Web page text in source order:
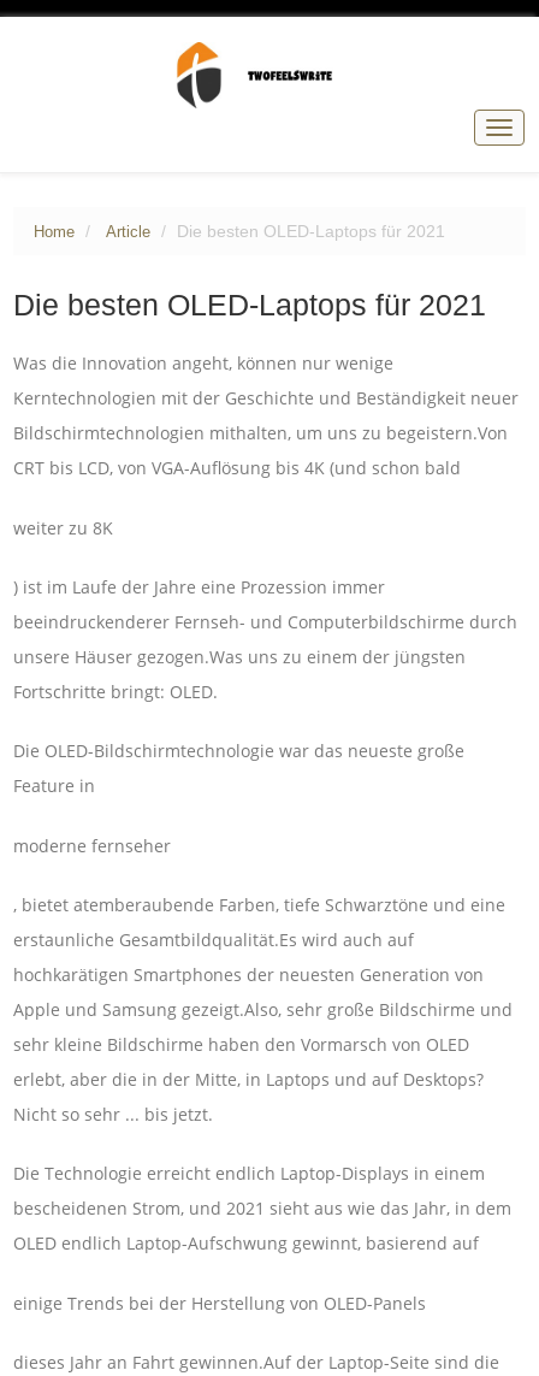
Home Article Die besten OLED-Laptops für 2021
Die besten OLED-Laptops für 2021
Was die Innovation angeht, können nur wenige
Kerntechnologien mit der Geschichte und Beständigkeit neuer
Bildschirmtechnologien mithalten, um uns zu begeistern.Von
CRT bis LCD, von VGA-Auflösung bis 4K (und schon bald
weiter zu 8K
) ist im Laufe der Jahre eine Prozession immer
beeindruckenderer Fernseh- und Computerbildschirme durch
unsere Häuser gezogen.Was uns zu einem der jüngsten
Fortschritte bringt: OLED.
Die OLED-Bildschirmtechnologie war das neueste große
Feature in
moderne fernseher
, bietet atemberaubende Farben, tiefe Schwarztöne und eine
erstaunliche Gesamtbildqualität.Es wird auch auf
hochkarätigen Smartphones der neuesten Generation von
Apple und Samsung gezeigt.Also, sehr große Bildschirme und
sehr kleine Bildschirme haben den Vormarsch von OLED
erlebt, aber die in der Mitte, in Laptops und auf Desktops?
Nicht so sehr ... bis jetzt.
Die Technologie erreicht endlich Laptop-Displays in einem
bescheidenen Strom, und 2021 sieht aus wie das Jahr, in dem
OLED endlich Laptop-Aufschwung gewinnt, basierend auf
einige Trends bei der Herstellung von OLED-Panels
dieses Jahr an Fahrt gewinnen.Auf der Laptop-Seite sind die